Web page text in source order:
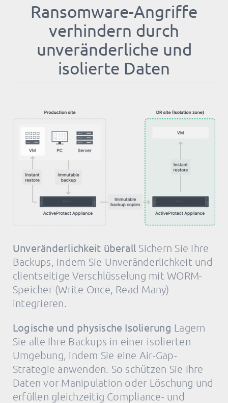
Ransomware-Angriffe
verhindern durch
unveränderliche und
isolierte Daten
Unveränderlichkeit überall Sichern Sie Ihre
Backups, indem Sie Unveränderlichkeit und
clientseitige Verschlüsselung mit WORM-
Speicher (Write Once, Read Many)
integrieren.
Logische und physische Isolierung Lagern
Sie alle Ihre Backups in einer isolierten
Umgebung, indem Sie eine Air-Gap-
Strategie anwenden. So schützen Sie Ihre
Daten vor Manipulation oder Löschung und
erfüllen gleichzeitig Compliance- und